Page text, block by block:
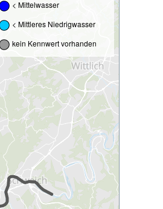
< Mittelwasser
< Mittleres Niedrigwasser
kein Kennwert vorhanden